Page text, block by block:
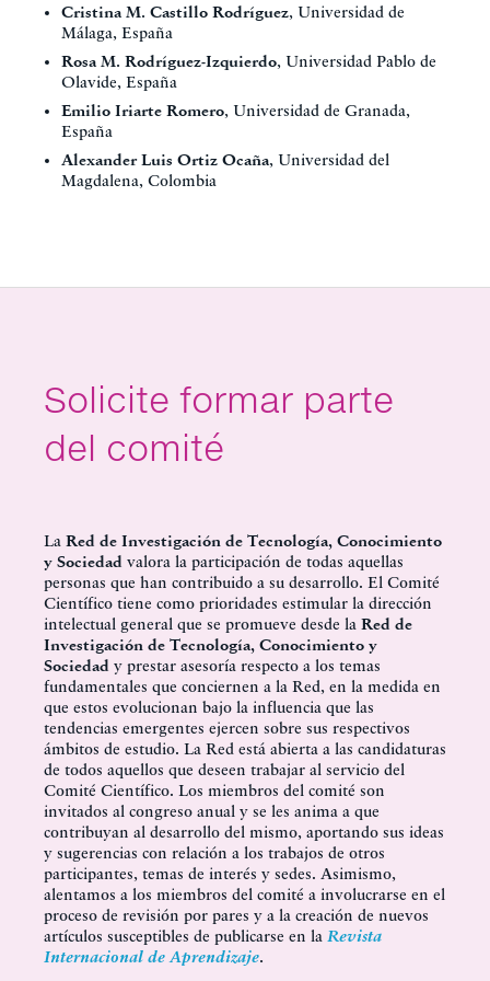
Cristina M. Castillo Rodríguez, Universidad de
Málaga, España
Rosa M. Rodríguez-Izquierdo, Universidad Pablo de
Olavide, España
Emilio Iriarte Romero, Universidad de Granada,
España
Alexander Luis Ortiz Ocaña, Universidad del
Magdalena, Colombia
Solicite formar parte
del comité
La Red de Investigación de Tecnología, Conocimiento
y Sociedad valora la participación de todas aquellas
personas que han contribuido a su desarrollo. El Comité
Científico tiene como prioridades estimular la dirección
intelectual general que se promueve desde la Red de
Investigación de Tecnología, Conocimiento y
Sociedad y prestar asesoría respecto a los temas
fundamentales que conciernen a la Red, en la medida en
que estos evolucionan bajo la influencia que las
tendencias emergentes ejercen sobre sus respectivos
ámbitos de estudio. La Red está abierta a las candidaturas
de todos aquellos que deseen trabajar al servicio del
Comité Científico. Los miembros del comité son
invitados al congreso anual y se les anima a que
contribuyan al desarrollo del mismo, aportando sus ideas
y sugerencias con relación a los trabajos de otros
participantes, temas de interés y sedes. Asimismo,
alentamos a los miembros del comité a involucrarse en el
proceso de revisión por pares y a la creación de nuevos
artículos susceptibles de publicarse en la Revista
Internacional de Aprendizaje.